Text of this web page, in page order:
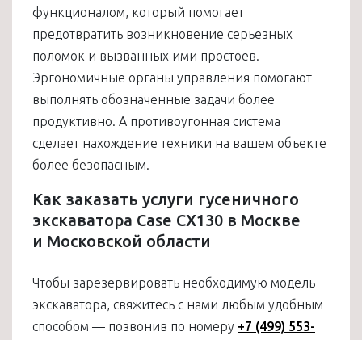
функционалом, который помогает
предотвратить возникновение серьезных
поломок и вызванных ими простоев.
Эргономичные органы управления помогают
выполнять обозначенные задачи более
продуктивно. А противоугонная система
сделает нахождение техники на вашем объекте
более безопасным.
Как заказать услуги гусеничного
экскаватора Case CX130 в Москве
и Московской области
Чтобы зарезервировать необходимую модель
экскаватора, свяжитесь с нами любым удобным
способом — позвонив по номеру +7 (499) 553-